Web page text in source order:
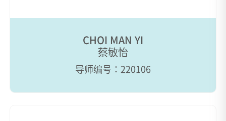
CHOI MAN YI
蔡敏怡
导师编号：220106